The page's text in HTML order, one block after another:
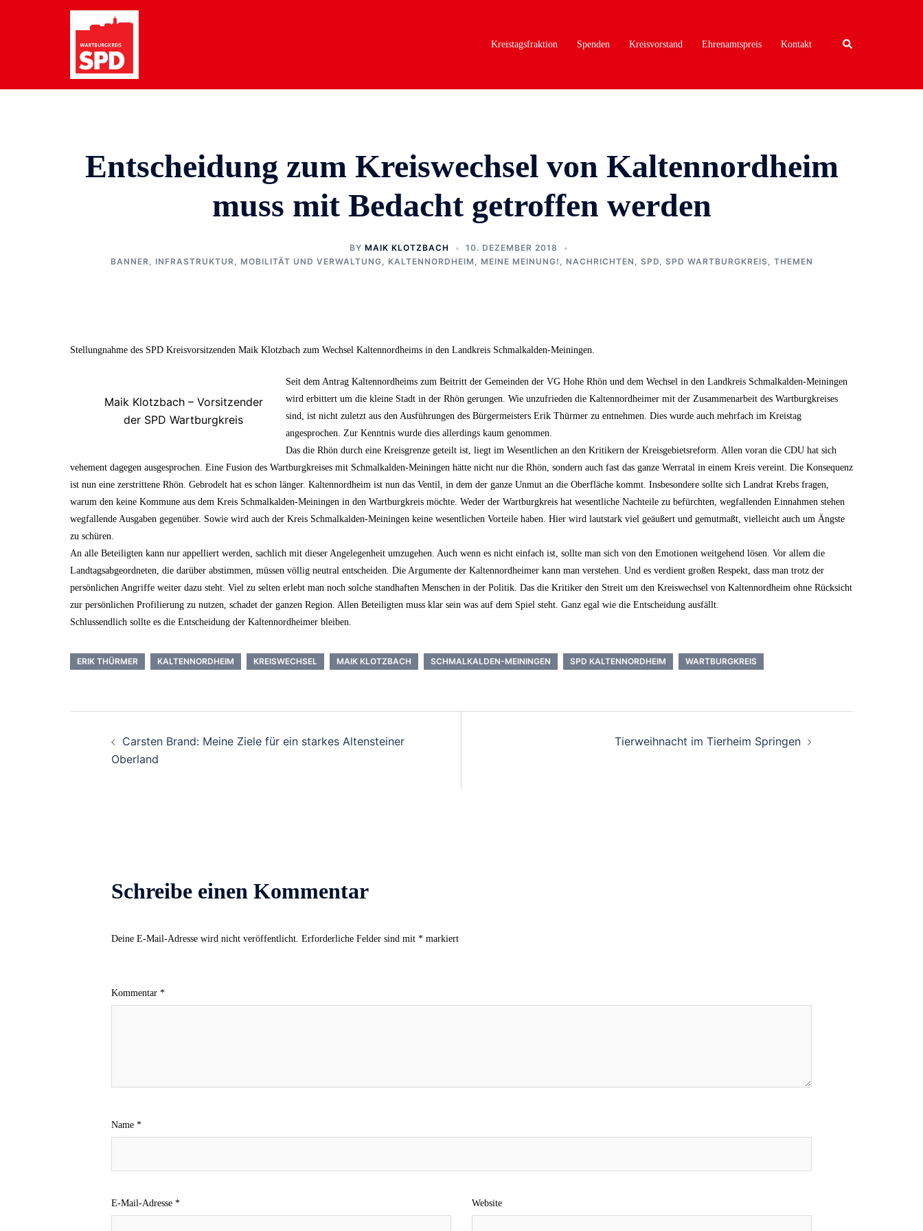
Kreistagsfraktion Spenden Kreisvorstand Ehrenamtspreis Kontakt Search
Entscheidung zum Kreiswechsel von Kaltennordheim
muss mit Bedacht getroffen werden
BY MAIK KLOTZBACH
10. DEZEMBER 2018
BANNER
INFRASTRUKTUR, MOBILITÄT UND VERWALTUNG KALTENNORDHEIM MEINE MEINUNG! NACHRICHTEN SPD SPD WARTBURGKREIS THEMEN
Stellungnahme des SPD Kreisvorsitzenden Maik Klotzbach zum Wechsel Kaltennordheims in den Landkreis Schmalkalden-Meiningen.
Maik Klotzbach – Vorsitzender
der SPD Wartburgkreis
Seit dem Antrag Kaltennordheims zum Beitritt der Gemeinden der VG Hohe Rhön und dem Wechsel in den Landkreis Schmalkalden-Meiningen
wird erbittert um die kleine Stadt in der Rhön gerungen. Wie unzufrieden die Kaltennordheimer mit der Zusammenarbeit des Wartburgkreises
sind, ist nicht zuletzt aus den Ausführungen des Bürgermeisters Erik Thürmer zu entnehmen. Dies wurde auch mehrfach im Kreistag
angesprochen. Zur Kenntnis wurde dies allerdings kaum genommen.
Das die Rhön durch eine Kreisgrenze geteilt ist, liegt im Wesentlichen an den Kritikern der Kreisgebietsreform. Allen voran die CDU hat sich
vehement dagegen ausgesprochen. Eine Fusion des Wartburgkreises mit Schmalkalden-Meiningen hätte nicht nur die Rhön, sondern auch fast das ganze Werratal in einem Kreis vereint. Die Konsequenz
ist nun eine zerstrittene Rhön. Gebrodelt hat es schon länger. Kaltennordheim ist nun das Ventil, in dem der ganze Unmut an die Oberfläche kommt. Insbesondere sollte sich Landrat Krebs fragen,
warum den keine Kommune aus dem Kreis Schmalkalden-Meiningen in den Wartburgkreis möchte. Weder der Wartburgkreis hat wesentliche Nachteile zu befürchten, wegfallenden Einnahmen stehen
wegfallende Ausgaben gegenüber. Sowie wird auch der Kreis Schmalkalden-Meiningen keine wesentlichen Vorteile haben. Hier wird lautstark viel geäußert und gemutmaßt, vielleicht auch um Ängste
zu schüren.
An alle Beteiligten kann nur appelliert werden, sachlich mit dieser Angelegenheit umzugehen. Auch wenn es nicht einfach ist, sollte man sich von den Emotionen weitgehend lösen. Vor allem die
Landtagsabgeordneten, die darüber abstimmen, müssen völlig neutral entscheiden. Die Argumente der Kaltennordheimer kann man verstehen. Und es verdient großen Respekt, dass man trotz der
persönlichen Angriffe weiter dazu steht. Viel zu selten erlebt man noch solche standhaften Menschen in der Politik. Das die Kritiker den Streit um den Kreiswechsel von Kaltennordheim ohne Rücksicht
zur persönlichen Profilierung zu nutzen, schadet der ganzen Region. Allen Beteiligten muss klar sein was auf dem Spiel steht. Ganz egal wie die Entscheidung ausfällt.
Schlussendlich sollte es die Entscheidung der Kaltennordheimer bleiben.
ERIK THÜRMER KALTENNORDHEIM KREISWECHSEL MAIK KLOTZBACH SCHMALKALDEN-MEININGEN SPD KALTENNORDHEIM WARTBURGKREIS
Navigation
Carsten Brand: Meine Ziele für ein starkes Altensteiner
Oberland
Tierweihnacht im Tierheim Springen
Schreibe einen Kommentar
Deine E-Mail-Adresse wird nicht veröffentlicht. Erforderliche Felder sind mit * markiert
Kommentar *
Name *
E-Mail-Adresse * Website